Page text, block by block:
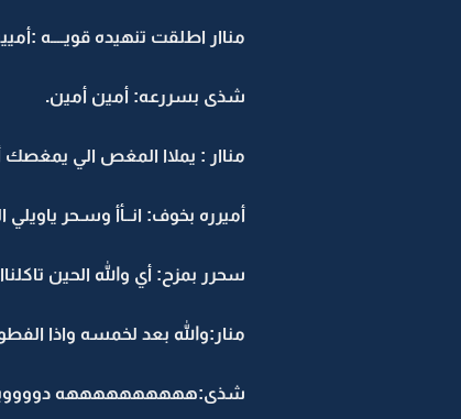
مناار اطلقت تنهيده قويــــه
شذى بسررعه: أمين أمين.
مناار : يملاا المغص الي
أميرره بخوف: انــأأ وسـحر
سحرر بمزح: أي والله الحين تاكلناا
منار:والله بعد لخمسه واذا
شذى:ههههههههههه